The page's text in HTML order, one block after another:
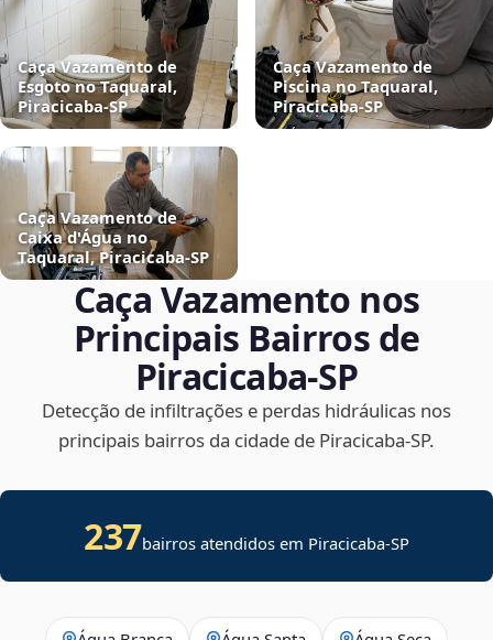
Caça Vazamento de
Esgoto no Taquaral,
Piracicaba‑SP
Caça Vazamento de
Piscina no Taquaral,
Piracicaba‑SP
Caça Vazamento de
Caixa d'Água no
Taquaral, Piracicaba‑SP
Caça Vazamento nos
Principais Bairros de
Piracicaba‑SP
Detecção de infiltrações e perdas hidráulicas nos
principais bairros da cidade de Piracicaba‑SP.
237bairros atendidos em Piracicaba-SP